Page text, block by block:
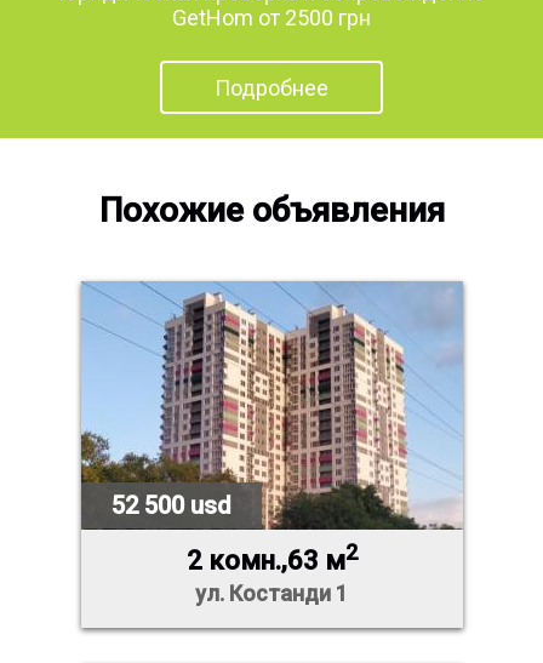
GetHom от 2500 грн
Подробнее
Похожие объявления
52 500 usd
2 комн.,63 м2
ул. Костанди 1